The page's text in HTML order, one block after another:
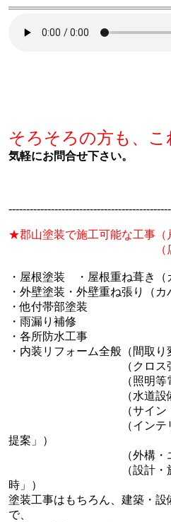
そろそろの方も、
気軽にお問合せ下さい。
★郡山塗装で施工可能な工事（
（店舗内
・屋根塗装 ・屋根重ね葺き（
・外壁塗装・外壁重ね張り（カ
・他付帯部塗装
・雨漏り補修
・各所防水工事
・内装リフォーム全般（間取り
（クロス張替え等
（照明等電気工
（水道設備工事
（サイン・看板
（インテリアデザ
提案」）
（外構・エクステ
（設計・施工・管
時」）
塗装工事はもちろん、建築・
で、